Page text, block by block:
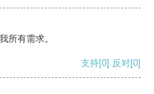
所有需求。
支持[0] 反对[0]